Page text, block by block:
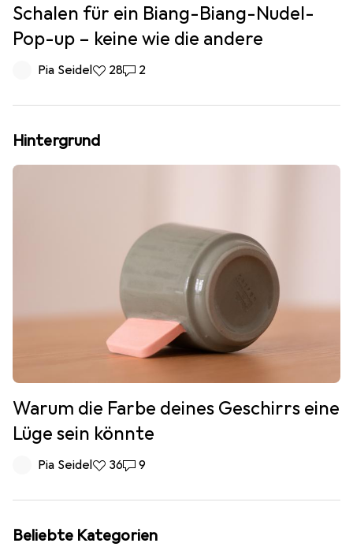
Schalen für ein Biang-Biang-Nudel-
Pop-up – keine wie die andere
Pia Seidel28 Likes
282 Kommentare
2
Hintergrund
Warum die Farbe deines Geschirrs eine
Lüge sein könnte
Pia Seidel36 Likes
369 Kommentare
9
Beliebte Kategorien